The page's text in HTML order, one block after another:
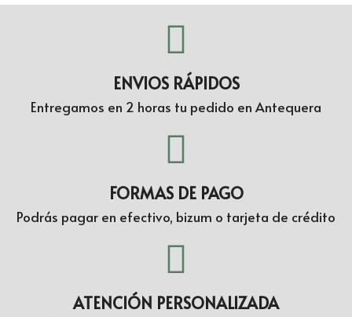
ENVIOS RÁPIDOS
Entregamos en 2 horas tu pedido en Antequera
FORMAS DE PAGO
Podrás pagar en efectivo, bizum o tarjeta de crédito
ATENCIÓN PERSONALIZADA